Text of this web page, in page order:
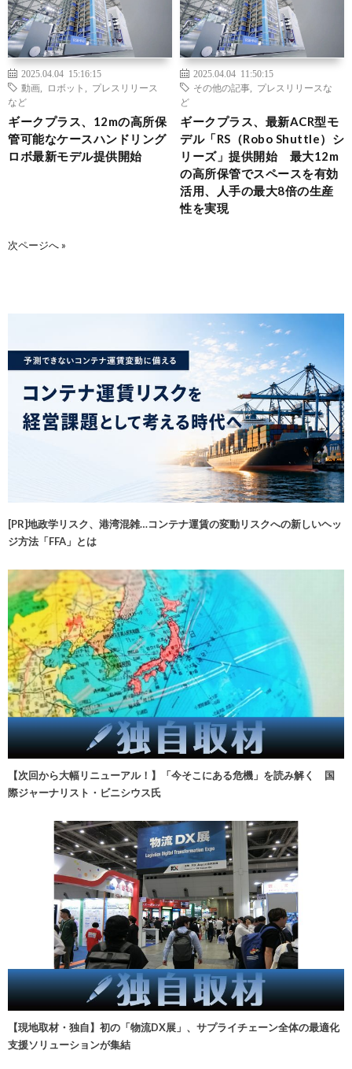
2025.04.04 15:16:15
動画
ロボット
プレスリリース
など
ギークプラス、12mの高所保
管可能なケースハンドリング
ロボ最新モデル提供開始
2025.04.04 11:50:15
その他の記事
プレスリリースな
ど
ギークプラス、最新ACR型モ
デル「RS（Robo Shuttle）シ
リーズ」提供開始 最大12m
の高所保管でスペースを有効
活用、人手の最大8倍の生産
性を実現
次ページへ »
[PR]地政学リスク、港湾混雑…コンテナ運賃の変動リスクへの新しいヘッ
ジ方法「FFA」とは
【次回から大幅リニューアル！】「今そこにある危機」を読み解く 国
際ジャーナリスト・ビニシウス氏
【現地取材・独自】初の「物流DX展」、サプライチェーン全体の最適化
支援ソリューションが集結